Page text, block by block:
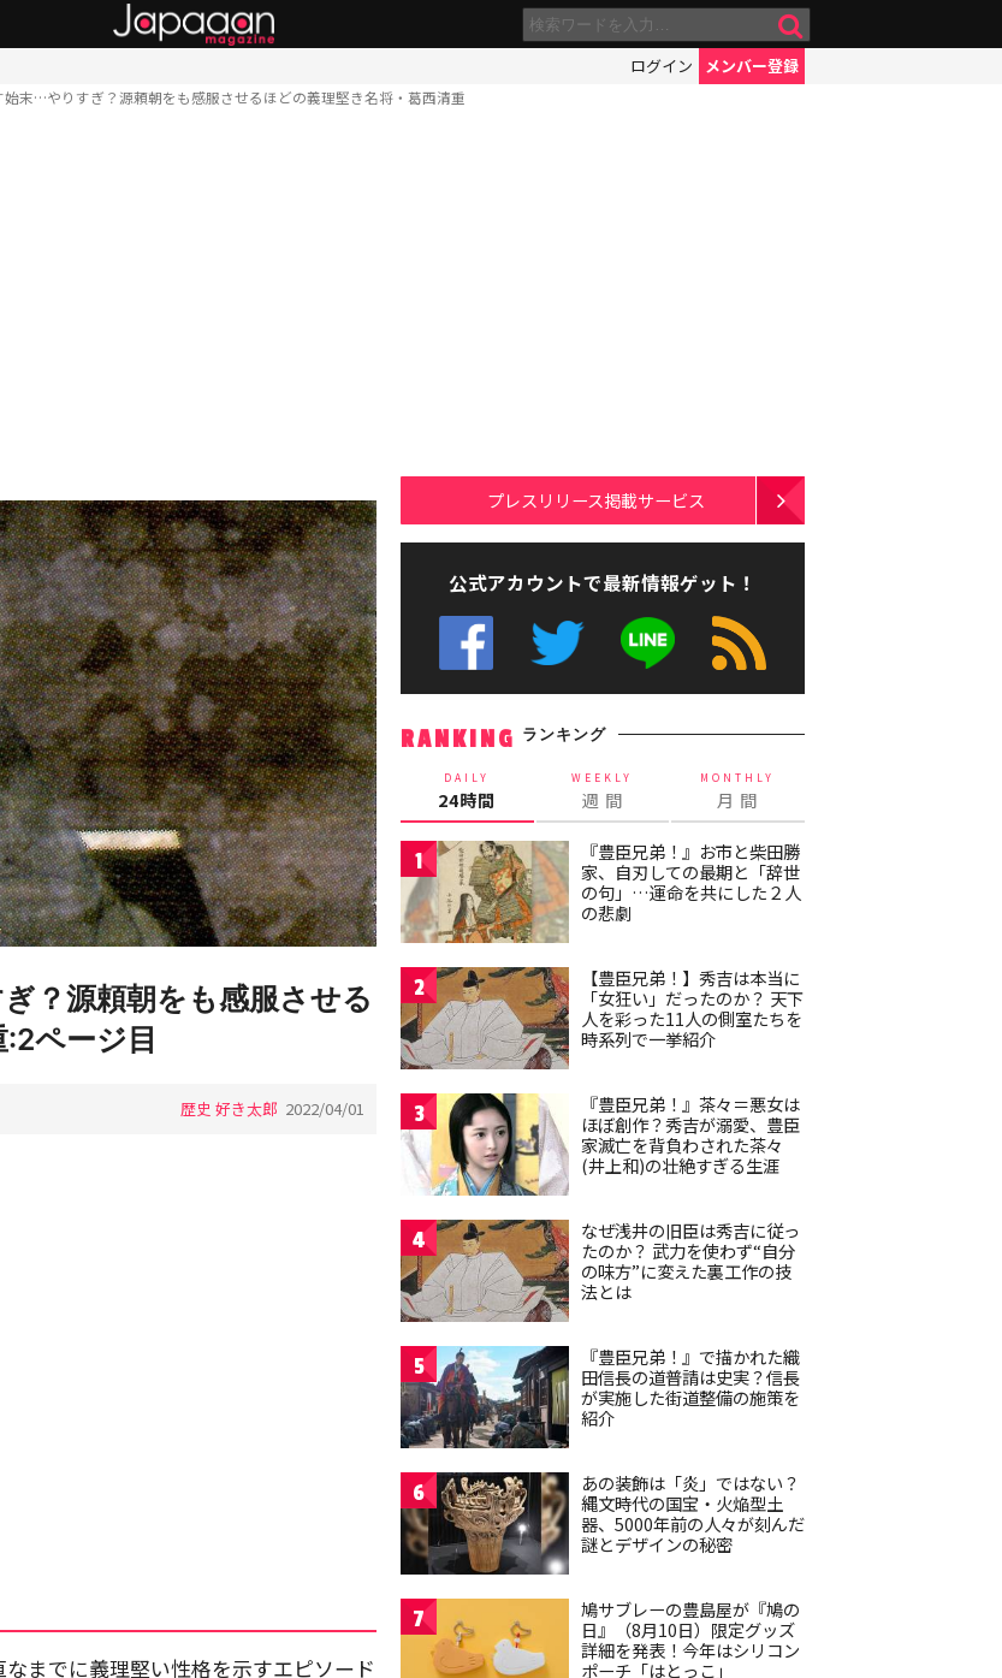
ログイン メンバー登録
末…やりすぎ？源頼朝をも感服させるほどの義理堅き名将・葛西清重
？源頼朝をも感服させる
ページ目
歴史 好き太郎 2022/04/01
までに義理堅い性格を示すエピソード
プレスリリース掲載サービス
公式アカウントで最新情報ゲット！
RANKING ランキング
DAILY
24時間
WEEKLY
週 間
MONTHLY
月 間
1
『豊臣兄弟！』お市と柴田勝
家、自刃しての最期と「辞世
の句」…運命を共にした２人
の悲劇
2
【豊臣兄弟！】秀吉は本当に
「女狂い」だったのか？ 天下
人を彩った11人の側室たちを
時系列で一挙紹介
3
『豊臣兄弟！』茶々＝悪女は
ほぼ創作？秀吉が溺愛、豊臣
家滅亡を背負わされた茶々
(井上和)の壮絶すぎる生涯
4
なぜ浅井の旧臣は秀吉に従っ
たのか？ 武力を使わず“自分
の味方”に変えた裏工作の技
法とは
5
『豊臣兄弟！』で描かれた織
田信長の道普請は史実？信長
が実施した街道整備の施策を
紹介
6
あの装飾は「炎」ではない？
縄文時代の国宝・火焔型土
器、5000年前の人々が刻んだ
謎とデザインの秘密
7
鳩サブレーの豊島屋が『鳩の
日』（8月10日）限定グッズ
詳細を発表！今年はシリコン
ポーチ「はとっこ」